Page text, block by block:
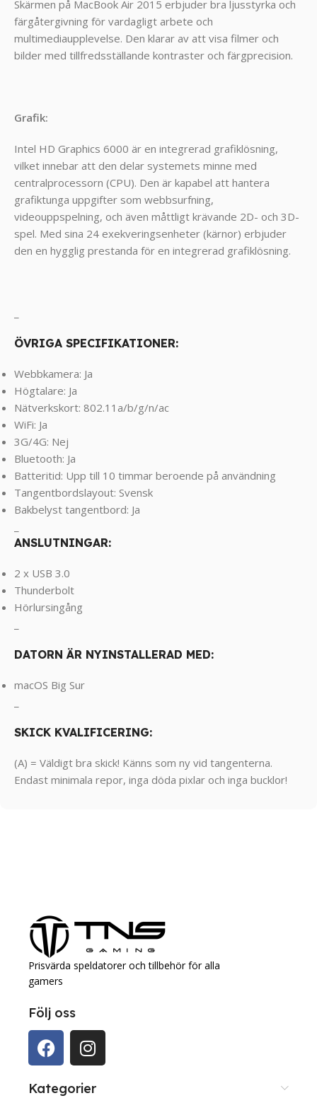
Skärmen på MacBook Air 2015 erbjuder bra ljusstyrka och
färgåtergivning för vardagligt arbete och
multimediaupplevelse. Den klarar av att visa filmer och
bilder med tillfredsställande kontraster och färgprecision.
Grafik:
Intel HD Graphics 6000 är en integrerad grafiklösning,
vilket innebar att den delar systemets minne med
centralprocessorn (CPU). Den är kapabel att hantera
grafiktunga uppgifter som webbsurfning,
videouppspelning, och även måttligt krävande 2D- och 3D-
spel. Med sina 24 exekveringsenheter (kärnor) erbjuder
den en hygglig prestanda för en integrerad grafiklösning.
ÖVRIGA SPECIFIKATIONER:
Webbkamera: Ja
Högtalare: Ja
Nätverkskort: 802.11a/b/g/n/ac
WiFi: Ja
3G/4G: Nej
Bluetooth: Ja
Batteritid: Upp till 10 timmar beroende på användning
Tangentbordslayout: Svensk
Bakbelyst tangentbord: Ja
ANSLUTNINGAR:
2 x USB 3.0
Thunderbolt
Hörlursingång
DATORN ÄR NYINSTALLERAD MED:
macOS Big Sur
SKICK KVALIFICERING:
(A) = Väldigt bra skick! Känns som ny vid tangenterna.
Endast minimala repor, inga döda pixlar och inga bucklor!
Prisvärda speldatorer och tillbehör för alla
gamers
Följ oss
Kategorier